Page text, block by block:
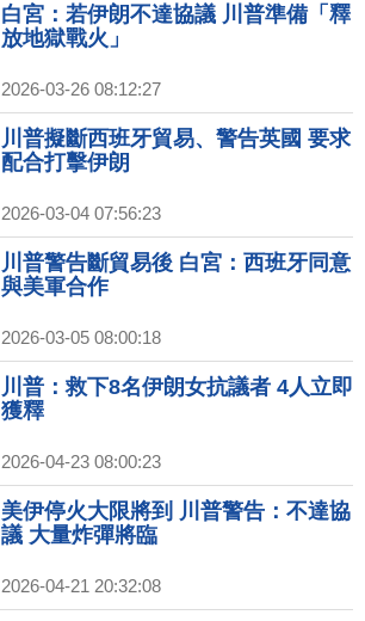
白宮：若伊朗不達協議 川普準備「釋
放地獄戰火」
2026-03-26 08:12:27
川普擬斷西班牙貿易、警告英國 要求
配合打擊伊朗
2026-03-04 07:56:23
川普警告斷貿易後 白宮：西班牙同意
與美軍合作
2026-03-05 08:00:18
川普：救下8名伊朗女抗議者 4人立即
獲釋
2026-04-23 08:00:23
美伊停火大限將到 川普警告：不達協
議 大量炸彈將臨
2026-04-21 20:32:08